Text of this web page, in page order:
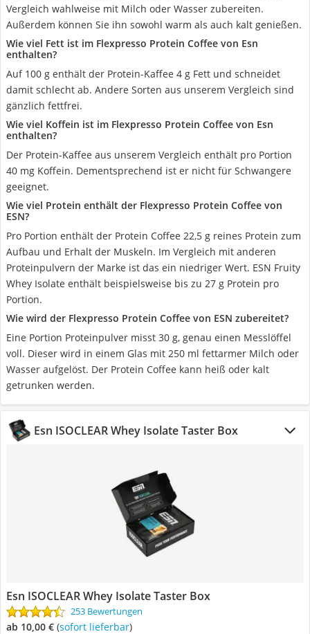
Vergleich wahlweise mit Milch oder Wasser zubereiten.
Außerdem können Sie ihn sowohl warm als auch kalt genießen.
Wie viel Fett ist im Flexpresso Protein Coffee von Esn
enthalten?
Auf 100 g enthält der Protein-Kaffee 4 g Fett und schneidet
damit schlecht ab. Andere Sorten aus unserem Vergleich sind
gänzlich fettfrei.
Wie viel Koffein ist im Flexpresso Protein Coffee von Esn
enthalten?
Der Protein-Kaffee aus unserem Vergleich enthält pro Portion
40 mg Koffein. Dementsprechend ist er nicht für Schwangere
geeignet.
Wie viel Protein enthält der Flexpresso Protein Coffee von
ESN?
Pro Portion enthält der Protein Coffee 22,5 g reines Protein zum
Aufbau und Erhalt der Muskeln. Im Vergleich mit anderen
Proteinpulvern der Marke ist das ein niedriger Wert. ESN Fruity
Whey Isolate enthält beispielsweise bis zu 27 g Protein pro
Portion.
Wie wird der Flexpresso Protein Coffee von ESN zubereitet?
Eine Portion Proteinpulver misst 30 g, genau einen Messlöffel
voll. Dieser wird in einem Glas mit 250 ml fettarmer Milch oder
Wasser aufgelöst. Der Protein Coffee kann heiß oder kalt
getrunken werden.
Esn ISOCLEAR Whey Isolate Taster Box
Esn ISOCLEAR Whey Isolate Taster Box
253 Bewertungen
ab 10,00 € ( Sofort lieferbar)